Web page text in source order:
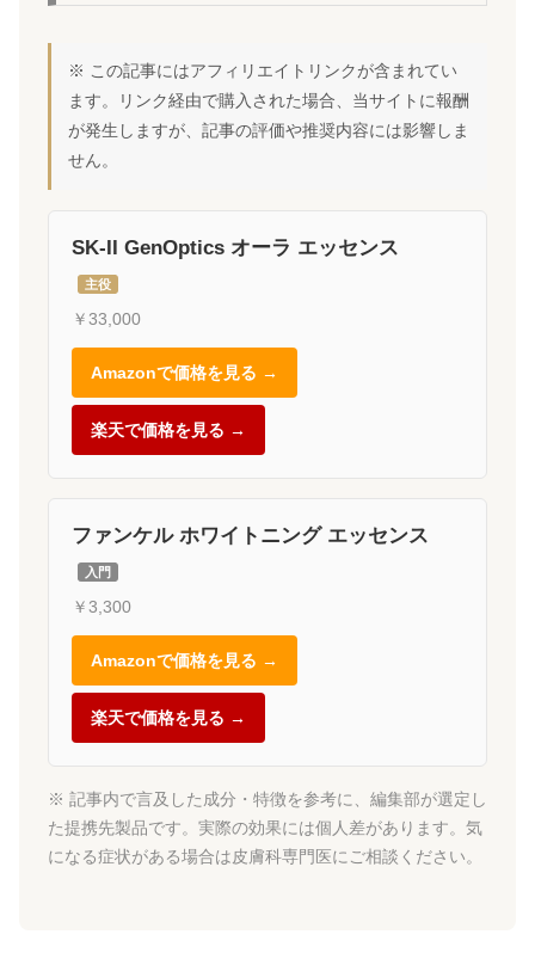
※ この記事にはアフィリエイトリンクが含まれてい
ます。リンク経由で購入された場合、当サイトに報酬
が発生しますが、記事の評価や推奨内容には影響しま
せん。
SK-II GenOptics オーラ エッセンス
主役
￥33,000
Amazonで価格を見る →
楽天で価格を見る →
ファンケル ホワイトニング エッセンス
入門
￥3,300
Amazonで価格を見る →
楽天で価格を見る →
※ 記事内で言及した成分・特徴を参考に、編集部が選定し
た提携先製品です。実際の効果には個人差があります。気
になる症状がある場合は皮膚科専門医にご相談ください。